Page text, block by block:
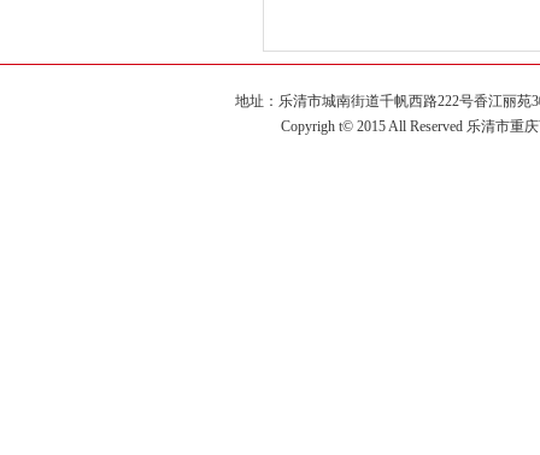
地址：乐清市城南街道千帆西路222号香江丽苑
Copyrigh t© 2015 All Reserved 乐清市重